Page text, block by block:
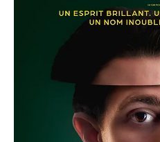
AGENCE
J’ACCEPTE LES
D’UTILISATION